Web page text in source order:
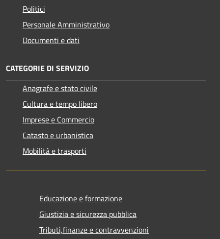
Politici
Personale Amministrativo
Documenti e dati
CATEGORIE DI SERVIZIO
Anagrafe e stato civile
Cultura e tempo libero
Imprese e Commercio
Catasto e urbanistica
Mobilità e trasporti
Educazione e formazione
Giustizia e sicurezza pubblica
Tributi,finanze e contravvenzioni